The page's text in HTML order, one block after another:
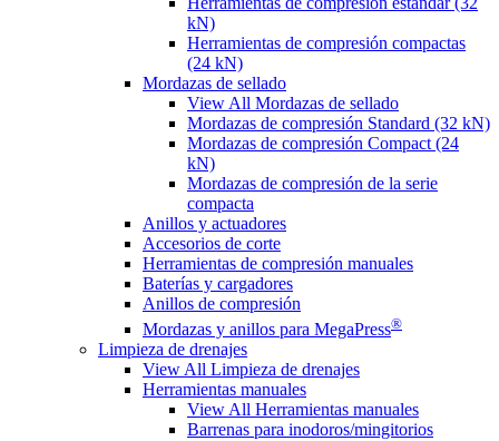
kN)
Herramientas de compresión compactas
(24 kN)
Mordazas de sellado
View All Mordazas de sellado
Mordazas de compresión Standard (32 kN)
Mordazas de compresión Compact (24
kN)
Mordazas de compresión de la serie
compacta
Anillos y actuadores
Accesorios de corte
Herramientas de compresión manuales
Baterías y cargadores
Anillos de compresión
Mordazas y anillos para MegaPress®
Limpieza de drenajes
View All Limpieza de drenajes
Herramientas manuales
View All Herramientas manuales
Barrenas para inodoros/mingitorios